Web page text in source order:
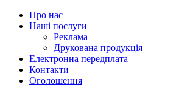
Про нас
Наші послуги
Реклама
Друкована продукція
Електронна передплата
Контакти
Оголошення